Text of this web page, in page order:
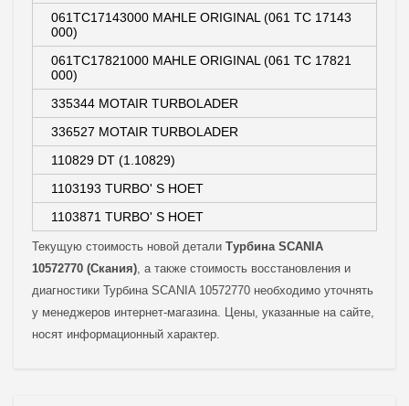
061TC17143000 MAHLE ORIGINAL (061 TC 17143
000)
061TC17821000 MAHLE ORIGINAL (061 TC 17821
000)
335344 MOTAIR TURBOLADER
336527 MOTAIR TURBOLADER
110829 DT (1.10829)
1103193 TURBO' S HOET
1103871 TURBO' S HOET
Текущую стоимость новой детали Турбина SCANIA
10572770 (Скания), а также стоимость восстановления и
диагностики Турбина SCANIA 10572770 необходимо уточнять
у менеджеров интернет-магазина. Цены, указанные на сайте,
носят информационный характер.